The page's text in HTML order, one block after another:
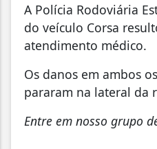
A Polícia Rodoviária
do veículo Corsa
atendimento médico.
Os danos em ambos
pararam na lateral da
Entre em nosso grupo